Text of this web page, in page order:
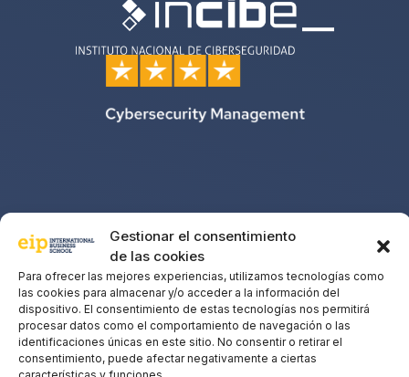
Gestionar el consentimiento
de las cookies
Para ofrecer las mejores experiencias, utilizamos tecnologías como
las cookies para almacenar y/o acceder a la información del
dispositivo. El consentimiento de estas tecnologías nos permitirá
procesar datos como el comportamiento de navegación o las
identificaciones únicas en este sitio. No consentir o retirar el
consentimiento, puede afectar negativamente a ciertas
características y funciones.